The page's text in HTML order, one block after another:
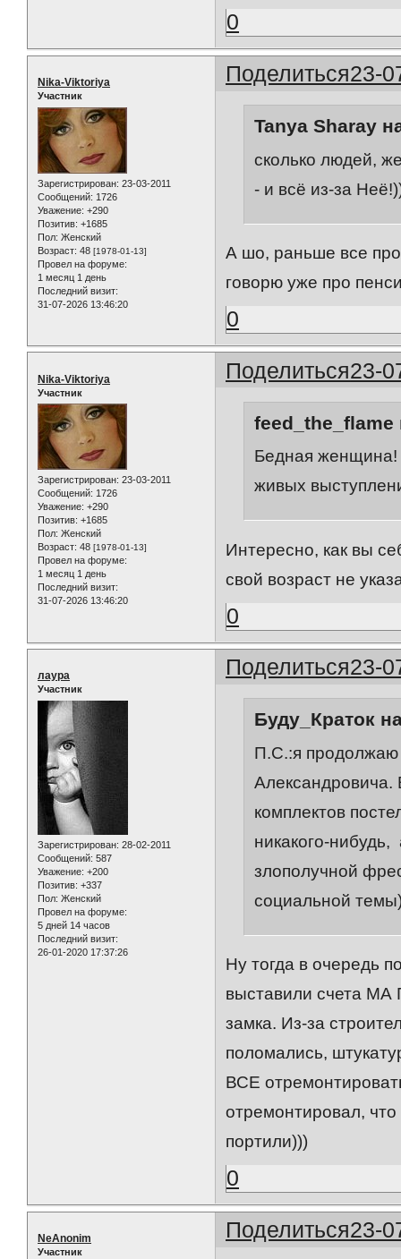
0
Поделиться23-
Nika-Viktoriya
Участник
Зарегистрирован: 23-03-2011
Сообщений: 1726
Уважение: +290
Позитив: +1685
Пол: Женский
Возраст: 48 [1978-01-13]
Провел на форуме:
1 месяц 1 день
Последний визит:
31-07-2026 13:46:20
Tanya Sharay
сколько людей,
- и всё из-за
А шо, раньше все
говорю уже про
0
Поделиться23-
Nika-Viktoriya
Участник
Зарегистрирован: 23-03-2011
Сообщений: 1726
Уважение: +290
Позитив: +1685
Пол: Женский
Возраст: 48 [1978-01-13]
Провел на форуме:
1 месяц 1 день
Последний визит:
31-07-2026 13:46:20
feed_the_flame
Бедная женщина!
живых
Интересно, как вы
свой возраст не
0
Поделиться23-
лаура
Участник
Зарегистрирован: 28-02-2011
Сообщений: 587
Уважение: +200
Позитив: +337
Пол: Женский
Провел на форуме:
5 дней 14 часов
Последний визит:
26-01-2020 17:37:26
Буду_Краток
П.С.:я продолжаю
Александровича.
комплектов
никакого-
злополучной
социальной
Ну тогда в очередь
выставили счета МА
замка. Из-за
поломались,
ВСЕ
отремонтировал,
портили)))
0
Поделиться23-
NeAnonim
Участник